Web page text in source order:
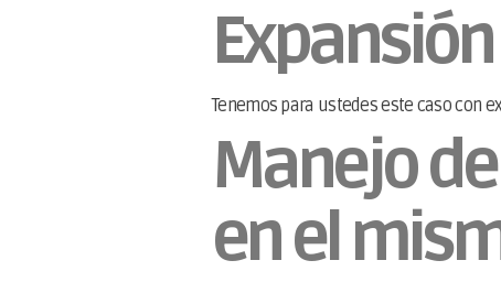
Tenemos para ustedes este caso con
Manejo
en el